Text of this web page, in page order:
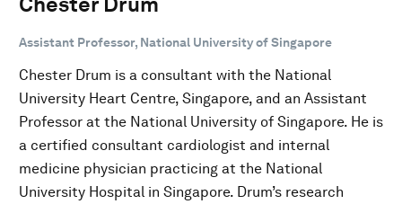
Assistant Professor, National University of Singapore
Chester Drum is a consultant with the National
University Heart Centre, Singapore, and an Assistant
Professor at the National University of Singapore. He is
a certified consultant cardiologist and internal
medicine physician practicing at the National
University Hospital in Singapore. Drum’s research